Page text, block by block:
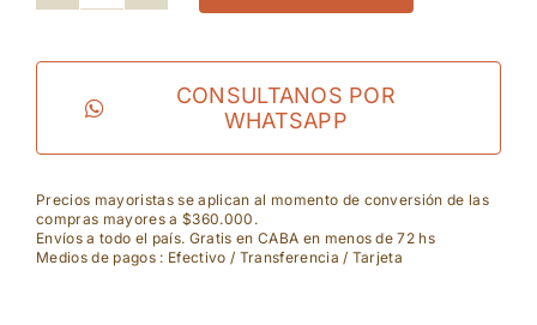
Dalton
SauvignonCONSULTANOS POR
WHATSAPP
Precios mayoristas se aplican al momento de conversión de las
compras mayores a $360.000.
Envíos a todo el país. Gratis en CABA en menos de 72 hs
Medios de pagos : Efectivo / Transferencia / Tarjeta